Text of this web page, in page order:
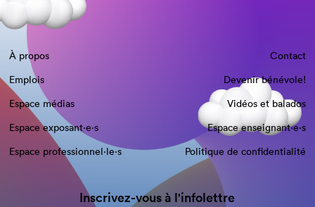
À propos
Contact
Emplois
Devenir bénévole!
Espace médias
Vidéos et balados
Espace exposant·e⋅s
Espace enseignant·e⋅s
Espace professionnel·le⋅s
Politique de confidentialité
Inscrivez-vous à l'infolettre